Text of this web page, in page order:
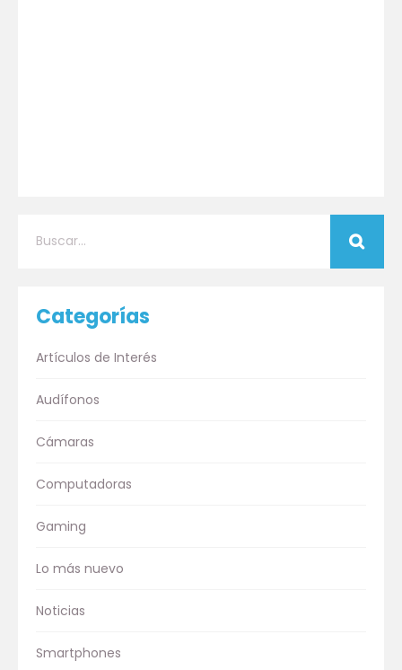
Categorías
Artículos de Interés
Audífonos
Cámaras
Computadoras
Gaming
Lo más nuevo
Noticias
Smartphones